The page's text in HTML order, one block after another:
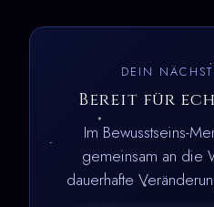
DEIN
Bereit für
Im Bewusstseins-
gemeinsam an die
dauerhafte